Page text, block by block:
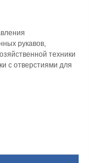
рукавов,
техники
с отверстиями для